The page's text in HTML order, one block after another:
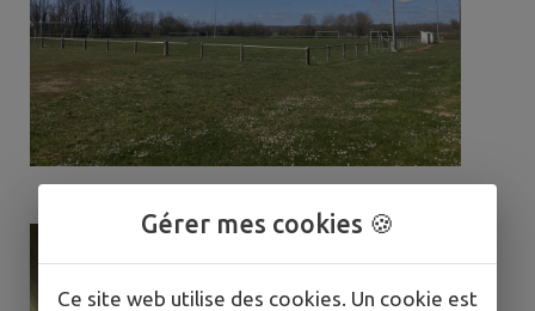
Gérer mes cookies 🍪
Ce site web utilise des cookies. Un cookie est